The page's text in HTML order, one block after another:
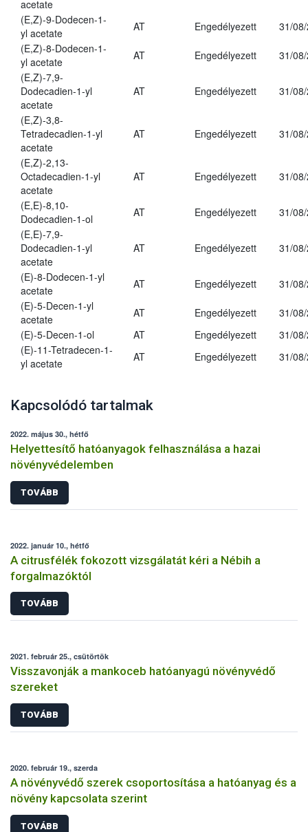
acetate
(E,Z)-9-Dodecen-1-
yl acetate
AT Engedélyezett
31/
(E,Z)-8-Dodecen-1-
yl acetate
AT Engedélyezett
31/
(E,Z)-7,9-
Dodecadien-1-yl
acetate
AT Engedélyezett 31/
(E,Z)-3,8-
Tetradecadien-1-yl
acetate
AT Engedélyezett 31/
(E,Z)-2,13-
Octadecadien-1-yl
acetate
AT Engedélyezett 31/
(E,E)-8,10-
Dodecadien-1-ol
AT Engedélyezett
31/
(E,E)-7,9-
Dodecadien-1-yl
acetate
AT Engedélyezett 31/
(E)-8-Dodecen-1-yl
acetate
AT Engedélyezett
31/
(E)-5-Decen-1-yl
acetate
AT Engedélyezett
31/
(E)-5-Decen-1-ol
AT Engedélyezett
31/
(E)-11-Tetradecen-1-
yl acetate
AT Engedélyezett 31/
Kapcsolódó tartalmak
2022. május 30., hétfő
Helyettesítő hatóanyagok felhasználása a hazai
növényvédelemben
TOVÁBB
2022. január 10., hétfő
A citrusfélék fokozott vizsgálatát kéri a Nébih a
forgalmazóktól
TOVÁBB
2021. február 25., csütörtök
Visszavonják a mankoceb hatóanyagú növényvédő
szereket
TOVÁBB
2020. február 19., szerda
A növényvédő szerek csoportosítása a hatóanyag és a
növény kapcsolata szerint
TOVÁBB